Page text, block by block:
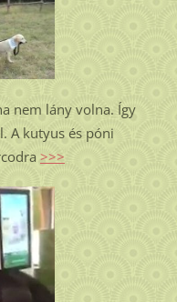
nem lány volna. Így
A kutyus és póni
>>>